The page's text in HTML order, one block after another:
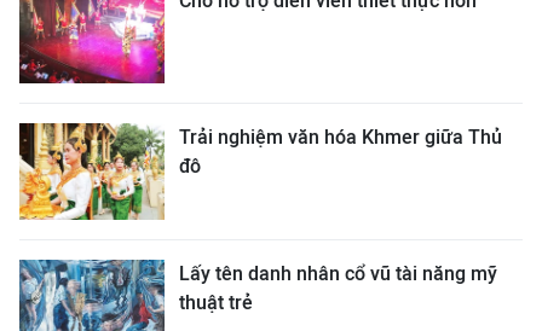
Trải nghiệm văn hóa Khmer giữa Thủ
đô
Lấy tên danh nhân cổ vũ tài năng mỹ
thuật trẻ